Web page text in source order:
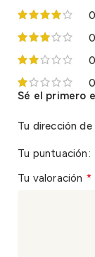
0
0
0
0
Sé el primero
Tu dirección
Tu puntuación
Tu valoración *